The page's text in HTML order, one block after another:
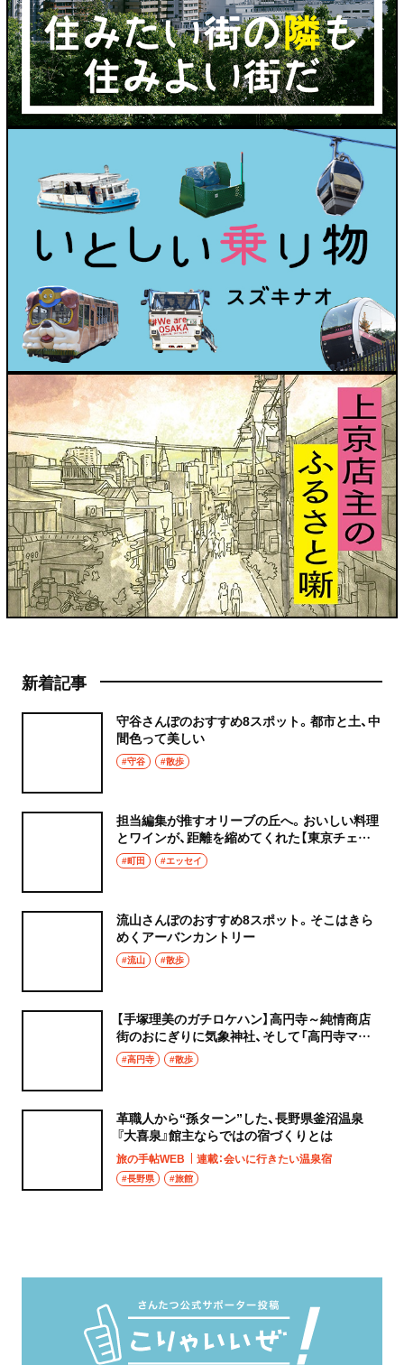
新着記事
守谷さんぽのおすすめ8スポット。都市と土、中
間色って美しい
#守谷 #散歩
担当編集が推すオリーブの丘へ。おいしい料理
とワインが、距離を縮めてくれた【東京チェン
飯diary】
#町田 #エッセイ
流山さんぽのおすすめ8スポット。そこはきら
めくアーバンカントリー
#流山 #散歩
【手塚理美のガチロケハン】高円寺～純情商店
街のおにぎりに気象神社、そして「高円寺マシ
タ」へ！
#高円寺 #散歩
革職人から“孫ターン”した、長野県釜沼温泉
『大喜泉』館主ならではの宿づくりとは
旅の手帖WEB 連載：会いに行きたい温泉宿
#長野県 #旅館